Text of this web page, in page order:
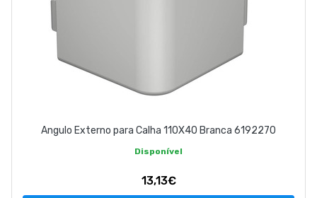
Angulo Externo para Calha 110X40 Branca 6192270
Disponível
13,13€